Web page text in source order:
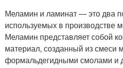
Меламин и ламинат — это два
используемых в производстве
Меламин представляет собой
материал, созданный из смеси
формальдегидными смолами и